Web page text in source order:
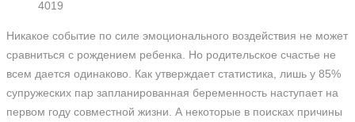
4019
Никакое событие по силе эмоционального воздействия не может
сравниться с рождением ребенка. Но родительское счастье не
всем дается одинаково. Как утверждает статистика, лишь у 85%
супружеских пар запланированная беременность наступает на
первом году совместной жизни. А некоторые в поисках причины